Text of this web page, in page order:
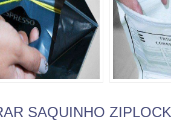
SAQUINHO ZIPLOCK